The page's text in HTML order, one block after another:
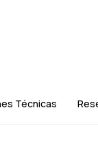
Técnicas